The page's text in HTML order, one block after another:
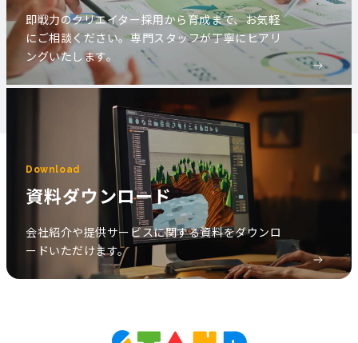
即戦力のクリエイター採用から育成まで、お気軽
にご相談ください。専門スタッフが丁寧にヒアリ
ングいたします。
Download
資料ダウンロード
会社紹介や提供サービスに関する資料をダウンロ
ードいただけます。